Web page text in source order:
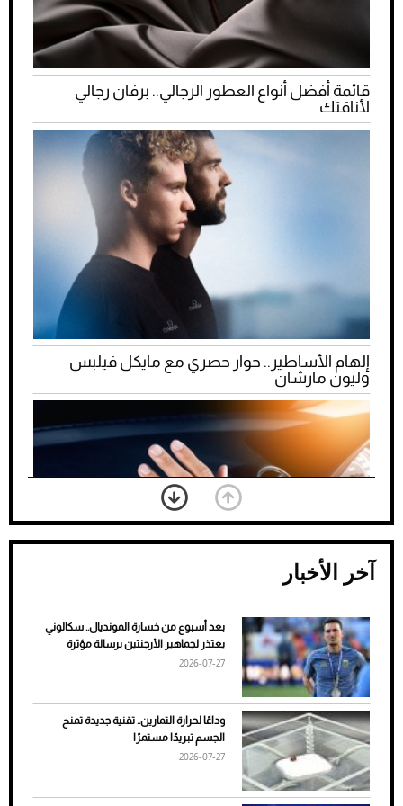
قائمة أفضل أنواع العطور الرجالي.. برفان رجالي
لأناقتك
إلهام الأساطير.. حوار حصري مع مايكل فيلبس
وليون مارشان
ضعف تبريد مكيف السيارة عند الوقوف.. أشهر
الأسباب والحلول
آخر الأخبار
بعد أسبوع من خسارة المونديال.. سكالوني
يعتذر لجماهير الأرجنتين برسالة مؤثرة
2026-07-27
وداعًا لحرارة التمارين.. تقنية جديدة تمنح
الجسم تبريدًا مستمرًا
2026-07-27